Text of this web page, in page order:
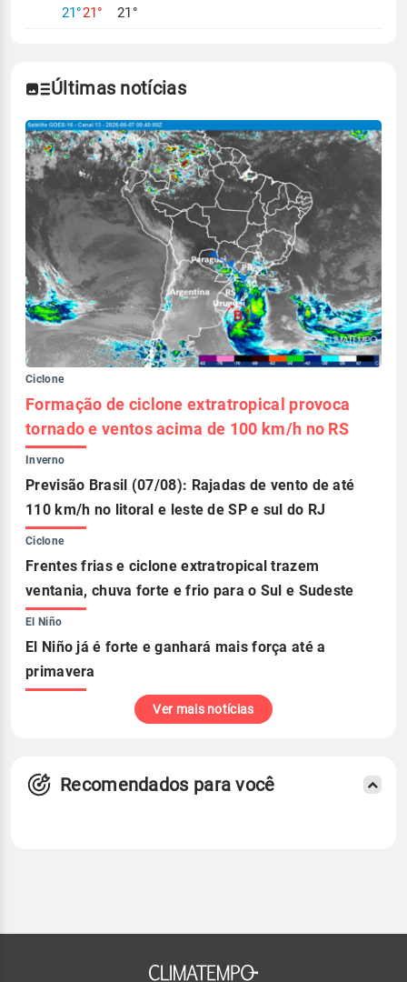
21°21°
21°
Últimas notícias
Ciclone
Formação de ciclone extratropical provoca
tornado e ventos acima de 100 km/h no RS
Inverno
Previsão Brasil (07/08): Rajadas de vento de até
110 km/h no litoral e leste de SP e sul do RJ
Ciclone
Frentes frias e ciclone extratropical trazem
ventania, chuva forte e frio para o Sul e Sudeste
El Niño
El Niño já é forte e ganhará mais força até a
primavera
Ver mais notícias
Recomendados para você